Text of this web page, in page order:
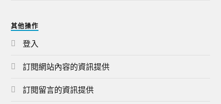
其他操作
登入
訂閱網站內容的資訊提供
訂閱留言的資訊提供